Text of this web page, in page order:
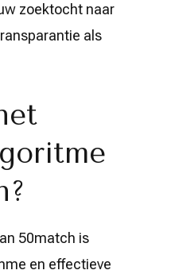
zoektocht naar
als
50match is
en effectieve